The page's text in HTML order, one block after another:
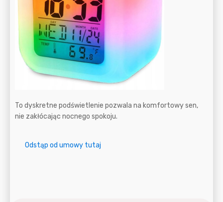
To dyskretne podświetlenie pozwala na komfortowy sen,
nie zakłócając nocnego spokoju.
Odstąp od umowy tutaj